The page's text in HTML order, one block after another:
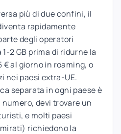
più di due confini, il
rapidamente
degli operatori
2 GB prima di ridurne la
al giorno in roaming, o
nei paesi extra-UE.
separata in ogni paese è
devi trovare un
e molti paesi
richiedono la